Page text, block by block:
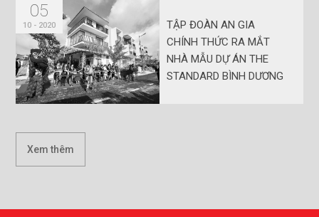
05
10 - 2020
TẬP ĐOÀN AN GIA
CHÍNH THỨC RA MẮT
NHÀ MẪU DỰ ÁN THE
STANDARD BÌNH DƯƠNG
Xem thêm